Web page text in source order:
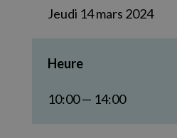
Jeudi 14 mars 2024
Heure
10:00 — 14:00